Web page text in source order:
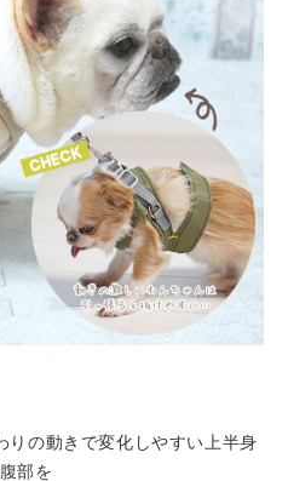
りの動きで変化しやすい上半身
部を